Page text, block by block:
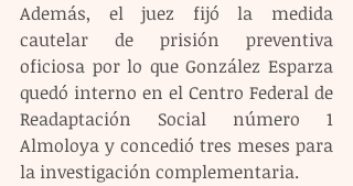
Además, el juez fijó la medida
cautelar de prisión preventiva
oficiosa por lo que González Esparza
quedó interno en el Centro Federal de
Readaptación Social número 1
Almoloya y concedió tres meses para
la investigación complementaria.